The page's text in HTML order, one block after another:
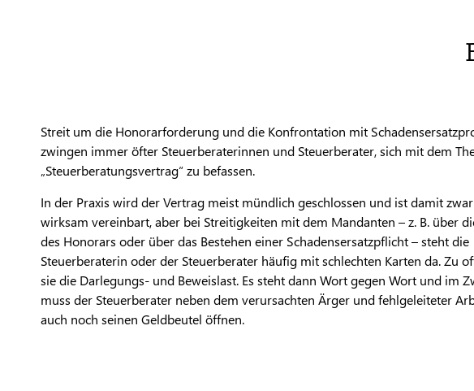
Streit um die Honorarforderung und die Konfrontation mit
zwingen immer öfter Steuerberaterinnen und Steuerberater, sich mit dem
„Steuerberatungsvertrag“ zu befassen.
In der Praxis wird der Vertrag meist mündlich geschlossen und ist damit zwar
wirksam vereinbart, aber bei Streitigkeiten mit dem Mandanten – z. B. über
des Honorars oder über das Bestehen einer Schadensersatzpflicht – steht die
Steuerberaterin oder der Steuerberater häufig mit schlechten Karten da. Zu
sie die Darlegungs- und Beweislast. Es steht dann Wort gegen Wort und im
muss der Steuerberater neben dem verursachten Ärger und fehlgeleiteter
auch noch seinen Geldbeutel öffnen.